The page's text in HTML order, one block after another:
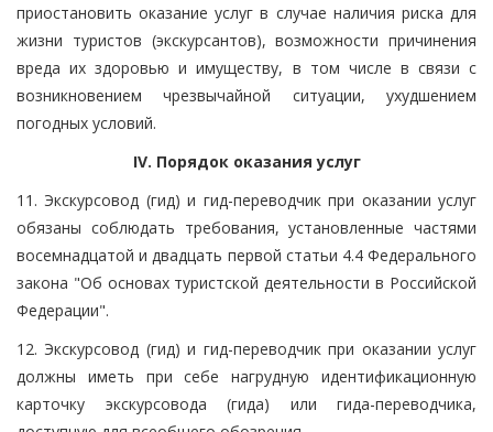
приостановить оказание услуг в случае наличия риска для
жизни туристов (экскурсантов), возможности причинения
вреда их здоровью и имуществу, в том числе в связи с
возникновением чрезвычайной ситуации, ухудшением
погодных условий.
IV. Порядок оказания услуг
11. Экскурсовод (гид) и гид-переводчик при оказании услуг
обязаны соблюдать требования, установленные частями
восемнадцатой и двадцать первой статьи 4.4 Федерального
закона "Об основах туристской деятельности в Российской
Федерации".
12. Экскурсовод (гид) и гид-переводчик при оказании услуг
должны иметь при себе нагрудную идентификационную
карточку экскурсовода (гида) или гида-переводчика,